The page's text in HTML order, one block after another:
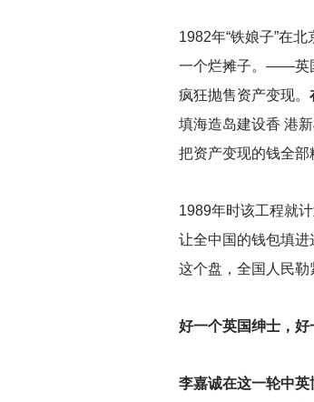
1982年“铁娘子”在
一个烂摊子。——英
疯狂抛售资产变现。
填海造岛建设香 港
把资产变现的钱全
1989年时该工程就
让全中国的钱包填
这个盘，全国人民勒
好一个英国绅士，好
李嘉诚在这一轮中